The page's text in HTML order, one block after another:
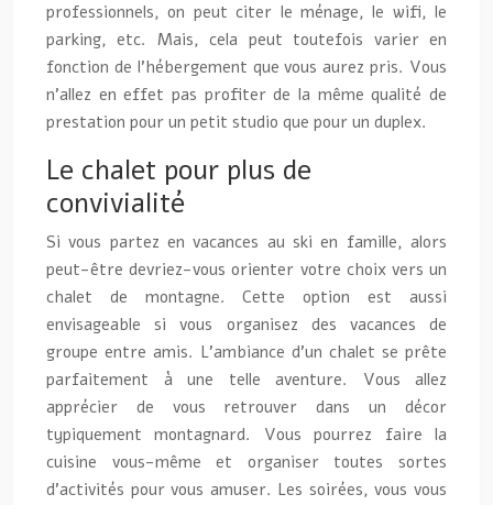
professionnels, on peut citer le ménage, le wifi, le
parking, etc. Mais, cela peut toutefois varier en
fonction de l’hébergement que vous aurez pris. Vous
n’allez en effet pas profiter de la même qualité de
prestation pour un petit studio que pour un duplex.
Le chalet pour plus de
convivialité
Si vous partez en vacances au ski en famille, alors
peut-être devriez-vous orienter votre choix vers un
chalet de montagne. Cette option est aussi
envisageable si vous organisez des vacances de
groupe entre amis. L’ambiance d’un chalet se prête
parfaitement à une telle aventure. Vous allez
apprécier de vous retrouver dans un décor
typiquement montagnard. Vous pourrez faire la
cuisine vous-même et organiser toutes sortes
d’activités pour vous amuser. Les soirées, vous vous